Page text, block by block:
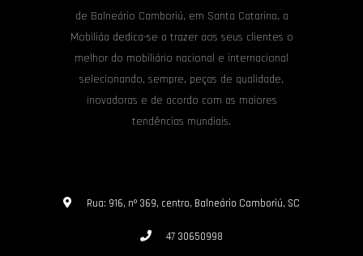
de Balneário Camboriú, em Santa Catarina, a
Mobiliáa dedica-se a trazer aos seus clientes o
melhor do mobiliário nacional e internacional
selecionando, sempre, peças de qualidade,
inovadoras e de acordo com as maiores
tendências mundiais.
Rua: 916, nº 369, centro, Balneário Camboriú, SC
47 30650998